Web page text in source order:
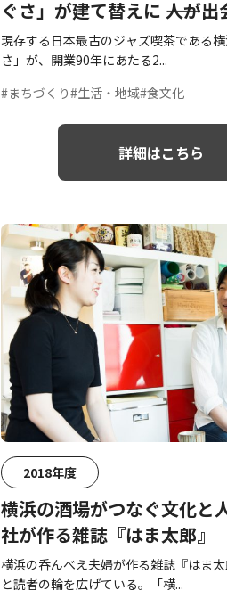
ぐさ」が建て替えに ――人が
う場所「CHIGUSA
現存する日本最古のジャズ喫茶である
さ」が、開業90年にあたる2...
#まちづくり#生活・地域#食文化
詳細はこちら
2018年度
横浜の酒場がつなぐ文化
社が作る雑誌『はま太郎』
横浜の呑んべえ夫婦が作る雑誌『はま
と読者の輪を広げている。「横...